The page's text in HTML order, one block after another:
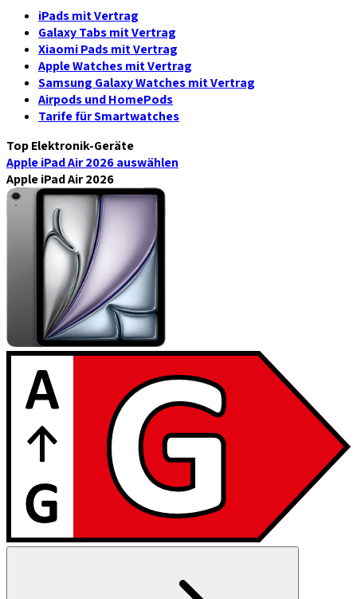
iPads mit Vertrag
Galaxy Tabs mit Vertrag
Xiaomi Pads mit Vertrag
Apple Watches mit Vertrag
Samsung Galaxy Watches mit Vertrag
Airpods und HomePods
Tarife für Smartwatches
Top Elektronik-Geräte
Apple iPad Air 2026auswählen
Apple iPad Air 2026